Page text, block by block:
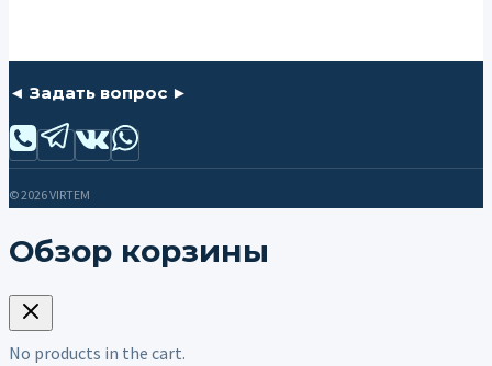
◄ Задать вопрос ►
© 2026 VIRTEM
Обзор корзины
No products in the cart.